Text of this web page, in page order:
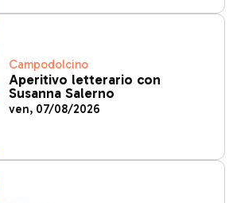
Campodolcino
Aperitivo letterario con
Susanna Salerno
ven, 07/08/2026